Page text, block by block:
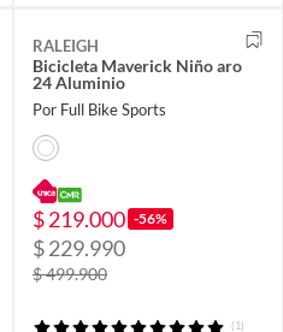
RALEIGH
Bicicleta Maverick Niño aro
24 Aluminio
Por Full Bike Sports
$ 219.000 -56%
$ 229.990
$ 499.900
(1)